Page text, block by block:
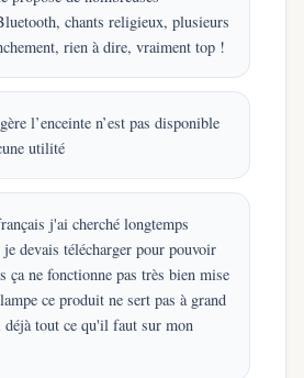
chants religieux, plusieurs
rien à dire, vraiment top !
l’enceinte n’est pas disponible
utilité
j'ai cherché longtemps
devais télécharger pour pouvoir
ça ne fonctionne pas très bien mise
ce produit ne sert pas à grand
déjà tout ce qu'il faut sur mon